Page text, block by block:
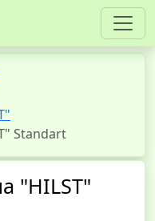
Standart
"HILST"